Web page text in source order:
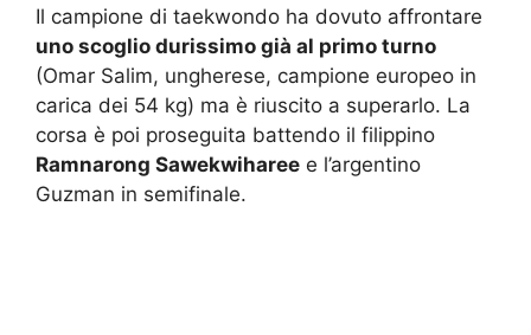
Il campione di taekwondo ha dovuto affrontare
uno scoglio durissimo già al primo turno
(Omar Salim, ungherese, campione europeo in
carica dei 54 kg) ma è riuscito a superarlo. La
corsa è poi proseguita battendo il filippino
Ramnarong Sawekwiharee e l’argentino
Guzman in semifinale.